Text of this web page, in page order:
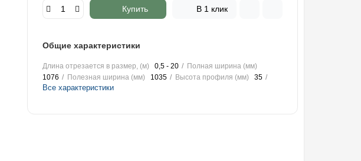
Купить В 1 клик
Общие характеристики
Длина отрезается в размер, (м) 0,5 - 20
Полная ширина (мм)
1076
Полезная ширина (мм) 1035 Высота профиля (мм) 35
Все характеристики